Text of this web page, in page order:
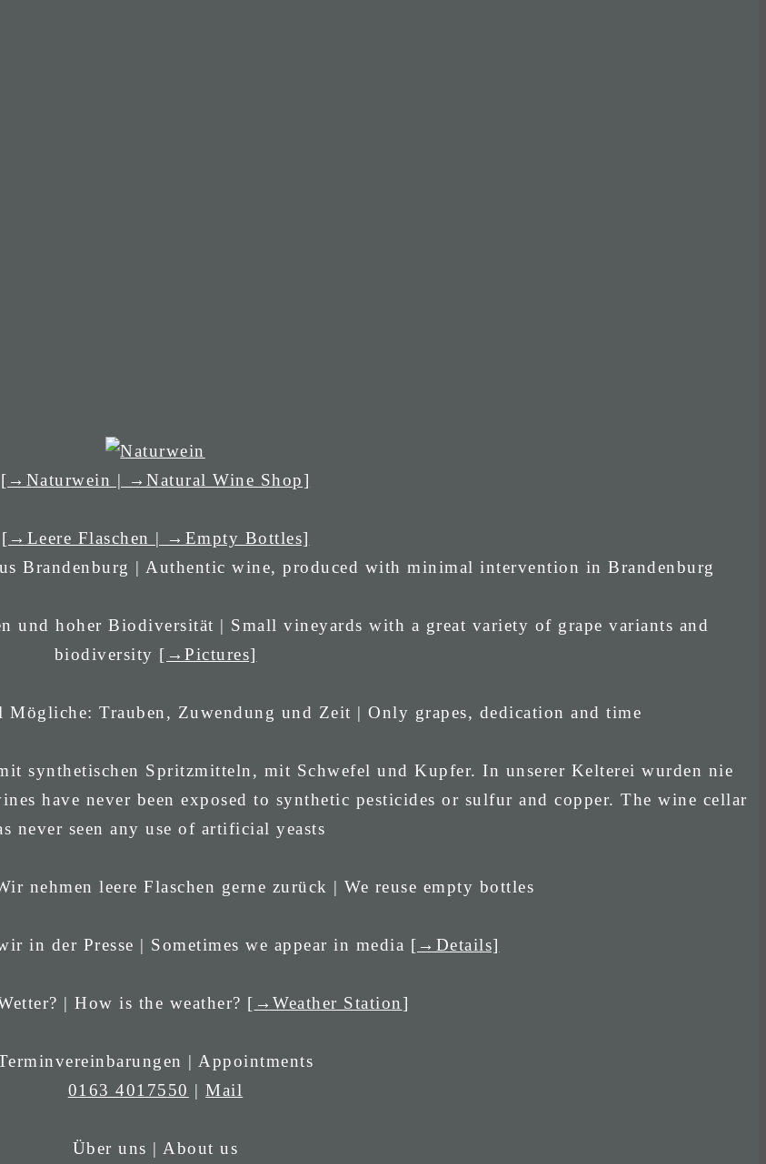
[→Naturwein | →Natural Wine Shop]
[→Leere Flaschen | →Empty Bottles]
Brandenburg | Authentic wine, produced with minimal intervention in Brandenburg
und hoher Biodiversität | Small vineyards with a great variety of grape variants and
biodiversity [→Pictures]
Trauben, Zuwendung und Zeit | Only grapes, dedication and time
synthetischen Spritzmitteln, mit Schwefel und Kupfer. In unserer Kelterei wurden nie
have never been exposed to synthetic pesticides or sulfur and copper. The wine cellar
never seen any use of artificial yeasts
nehmen leere Flaschen gerne zurück | We reuse empty bottles
in der Presse | Sometimes we appear in media [→Details]
| How is the weather? [ →Weather Station]
| Appointments
0163 4017550 |Mail
Über uns | About us